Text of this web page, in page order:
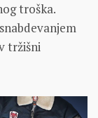
troška.
tržišni